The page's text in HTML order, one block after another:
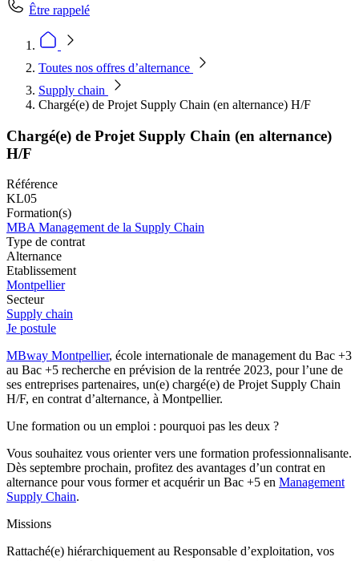
Être rappelé
Toutes nos offres d’alternance
Supply chain
Chargé(e) de Projet Supply Chain (en alternance) H/F
Chargé(e) de Projet Supply Chain (en alternance)
H/F
Référence
KL05
Formation(s)
MBA Management de la Supply Chain
Type de contrat
Alternance
Etablissement
Montpellier
Secteur
Supply chain
Je postule
MBway Montpellier, école internationale de management du Bac +3
au Bac +5 recherche en prévision de la rentrée 2023, pour l’une de
ses entreprises partenaires, un(e) chargé(e) de Projet Supply Chain
H/F, en contrat d’alternance, à Montpellier.
Une formation ou un emploi : pourquoi pas les deux ?
Vous souhaitez vous orienter vers une formation professionnalisante.
Dès septembre prochain, profitez des avantages d’un contrat en
alternance pour vous former et acquérir un Bac +5 en Management
Supply Chain.
Missions
Rattaché(e) hiérarchiquement au Responsable d’exploitation, vos